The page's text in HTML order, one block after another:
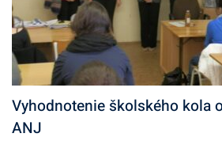
Vyhodnotenie školského kola
ANJ